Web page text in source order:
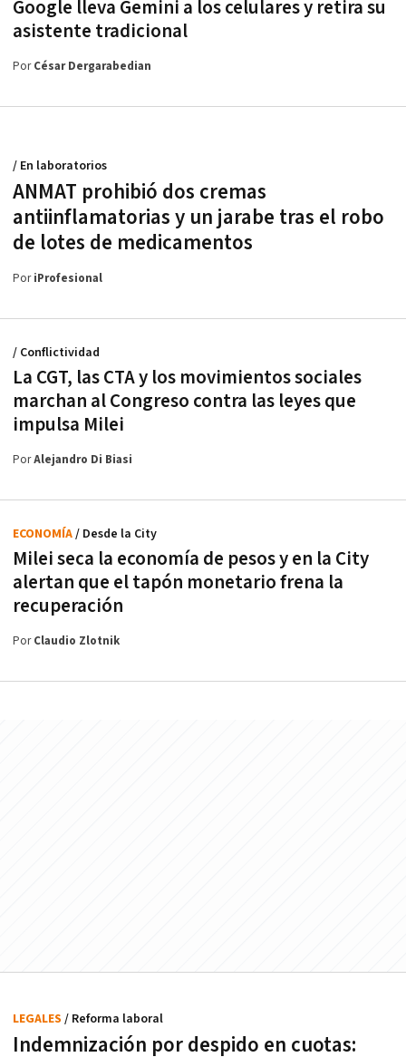
Google lleva Gemini a los celulares y retira su
asistente tradicional
PorCésar Dergarabedian
ANMAT prohibió dos cremas
antiinflamatorias y un jarabe tras el robo
de lotes de medicamentos
/ En laboratorios
PoriProfesional
La CGT, las CTA y los movimientos sociales
marchan al Congreso contra las leyes que
impulsa Milei
/ Conflictividad
PorAlejandro Di Biasi
Milei seca la economía de pesos y en la City
alertan que el tapón monetario frena la
recuperación
ECONOMÍA/ Desde la City
PorClaudio Zlotnik
Indemnización por despido en cuotas:
LEGALES / Reforma laboral